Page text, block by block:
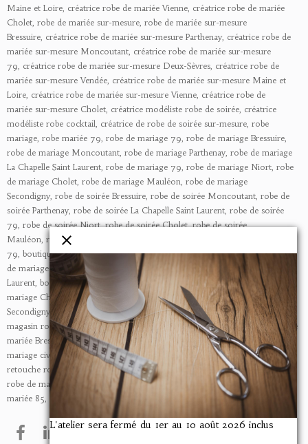
L'atelier sera fermé du 1er au 10 août 2026 inclus
Maine et Loire, créatrice robe de mariée Vienne, créatrice robe de mariée
Cholet, robe de mariée sur-mesure, robe de mariée sur-mesure
Bressuire, créatrice robe de mariée sur-mesure Parthenay, créatrice robe de
mariée sur-mesure Moncoutant, créatrice robe de mariée sur-mesure
79, créatrice robe de mariée sur-mesure Deux-Sèvres, créatrice robe de
mariée sur-mesure Vendée, créatrice robe de mariée sur-mesure Maine et
Loire, créatrice robe de mariée sur-mesure Vienne, créatrice robe de
mariée sur-mesure Cholet, créatrice modéliste robe de soirée, créatrice
modéliste robe cocktail, créatrice de robe de soirée sur-mesure, robe
mariage, robe mariée 79, robe de mariage 79, robe de mariage Bressuire,
robe de mariage Moncoutant, robe de mariage Parthenay, robe de mariage
La Chapelle Saint Laurent, robe de mariage 79, robe de mariage Niort, robe
de mariage Cholet, robe de mariage Mauléon, robe de mariage
Secondigny, robe de soirée Bressuire, robe de soirée Moncoutant, robe de
soirée Parthenay, robe de soirée La Chapelle Saint Laurent, robe de soirée
79, robe desoiréeNiort,robe desoiréeCholet,robe desoirée
Mauléon, robe de
79, boutique mariage Bressuire,boutiquede mariage Moncoutant,boutique
de mariage Parthenay,
de mariage La Chapelle Saint
Laurent, boutique de mariage 79, boutique de mariage Niort, boutique de
mariage Cholet, boutique de mariage Mauléon, boutiquede mariage
Secondigny, magasin robe de mariée, magasin de robe de mariée 79,
magasin robe de mariée 79, magasin robe de mariée Niort, magasin robe de
mariée Bressuire, tenue mariage civil, tenue mariage civil Bressuire, tenue
mariage civil, retouche de robe de mariée, retouche robe de mariée Vinted,
retouche robe de mariée Bressuire, retouche robe de mariée 79, retouche
robe de mariée Niort, retouche robe de mariée Cholet, retouche robe de
mariée 85, retouche robe de mariée ancienne.